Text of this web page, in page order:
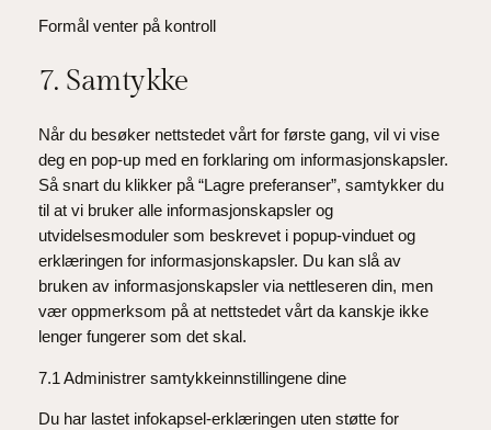
Formål venter på kontroll
Consent
to
diverse
7. Samtykke
Når du besøker nettstedet vårt for første gang, vil vi vise
deg en pop-up med en forklaring om informasjonskapsler.
Så snart du klikker på “Lagre preferanser”, samtykker du
til at vi bruker alle informasjonskapsler og
utvidelsesmoduler som beskrevet i popup-vinduet og
erklæringen for informasjonskapsler. Du kan slå av
bruken av informasjonskapsler via nettleseren din, men
vær oppmerksom på at nettstedet vårt da kanskje ikke
lenger fungerer som det skal.
7.1 Administrer samtykkeinnstillingene dine
Du har lastet infokapsel-erklæringen uten støtte for